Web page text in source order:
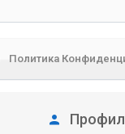
Политика